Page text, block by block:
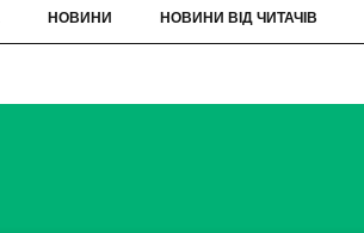
НОВИНИ НОВИНИ ВІД ЧИТАЧІВ